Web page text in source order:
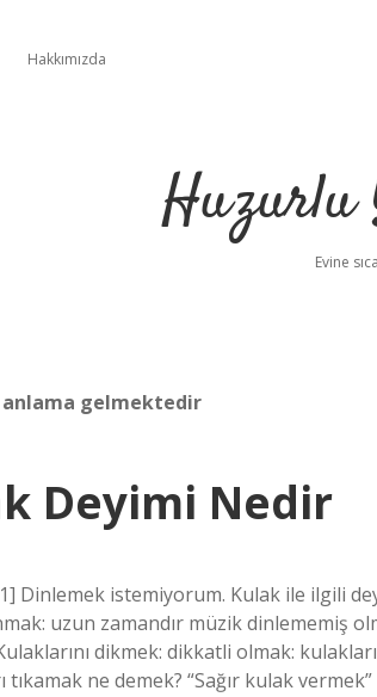
Hakkımızda
Huzurlu
Evine
gelmektedir
Deyimi Nedir
Dinlemek istemiyorum. Kulak ile ilgili
uzun zamandır müzik dinlememiş
dikmek: dikkatli olmak:
ne demek? “Sağır kulak